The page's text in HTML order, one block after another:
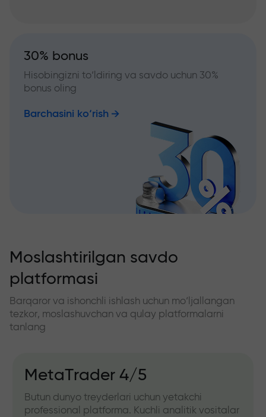
30% bonus
Hisobingizni to‘ldiring va savdo uchun 30%
bonus oling
Barchasini ko‘rish
Moslashtirilgan savdo
platformasi
Barqaror va ishonchli ishlash uchun mo‘ljallangan
tezkor, moslashuvchan va qulay platformalarni
tanlang
MetaTrader 4/5
Butun dunyo treyderlari uchun yetakchi
professional platforma. Kuchli analitik vositalar